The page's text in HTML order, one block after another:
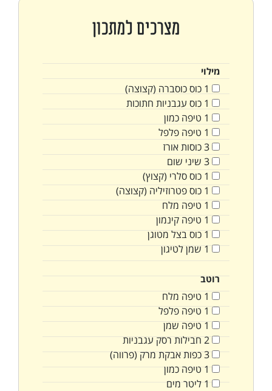
מצרכים למתכון
מילוי
1 כוסכוסברה (קצוצה)
1 כוס עגבניות חתוכות
1 טיפה כמון
1 טיפה פלפל
3כוסותאורז
3 שיני שום
1 כוססלרי (קצוץ)
1 כוספטרוזיליה (קצוצה)
1 טיפה מלח
1 טיפה קינמון
1 כוסבצל מטוגן
1 שמן לטיגון
רוטב
1 טיפה מלח
1 טיפה פלפל
1 טיפה שמן
2 חבילות רסק עגבניות
3כפותאבקת מרק (פרווה)
1 טיפה כמון
1 ליטר מים